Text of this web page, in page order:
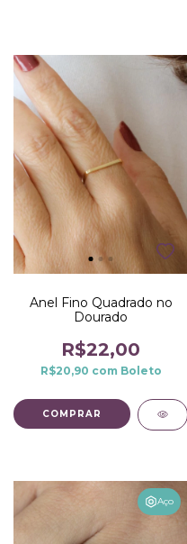
Anel Fino Quadrado no
Dourado
R$22,00
R$20,90 com Boleto
COMPRAR
Aço